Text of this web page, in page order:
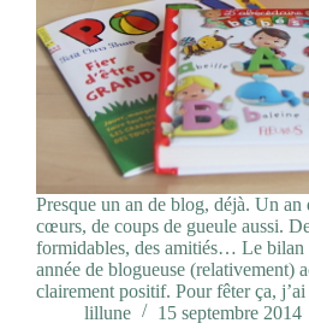
Presque un an de blog, déjà. Un an
cœurs, de coups de gueule aussi.
formidables, des amitiés… Le bilan
année de blogueuse (relativement)
clairement positif. Pour fêter ça,
lillune
15 septembre 2014